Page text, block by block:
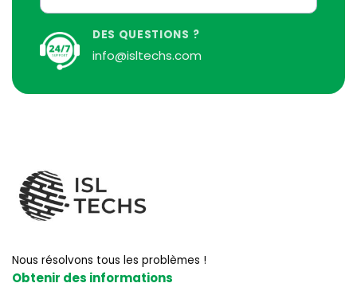
DES QUESTIONS ?
info@isltechs.com
Nous résolvons tous les problèmes !
Obtenir des informations